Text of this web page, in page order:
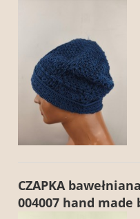
CZAPKA
004007 hand